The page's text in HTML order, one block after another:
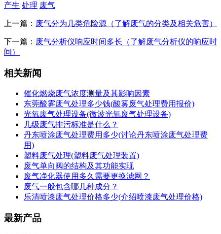
产生 处理 废气
上一篇： 废气分为几类危险源（了解废气的分类及相关危害）
下一篇： 废气分析仪响应时间多长（了解废气分析仪的响应时
间）
相关新闻
催化燃烧废气浓度测量及其影响因素
东莞酸雾废气处理多少钱(酸雾废气处理费用报价)
光氧废气处理设备(微波光氧废气处理设备)
几级废气排污标准是什么？
丹东喷涂废气处理费用多少(讨论丹东喷涂废气处理费
用)
塑料废气处理(塑料废气处理装置)
废气单向阀的结构及其功能实现
废气净化器使用多久需要更换滤网？
废气一般包含哪几种成分？
乐清喷漆废气处理价格多少(介绍喷漆废气处理价格)
最新产品